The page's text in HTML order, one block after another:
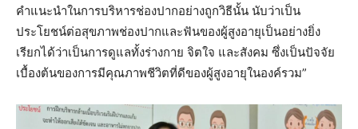
คำแนะนำในการบริหารช่องปากอย่างถูกวิธีนั้น นับว่าเป็น
ประโยชน์ต่อสุขภาพช่องปากและฟันของผู้สูงอายุเป็นอย่างยิ่ง
เรียกได้ว่าเป็นการดูแลทั้งร่างกาย จิตใจ และสังคม ซึ่งเป็นปัจจัย
เบื้องต้นของการมีคุณภาพชีวิตที่ดีของผู้สูงอายุในองค์รวม”